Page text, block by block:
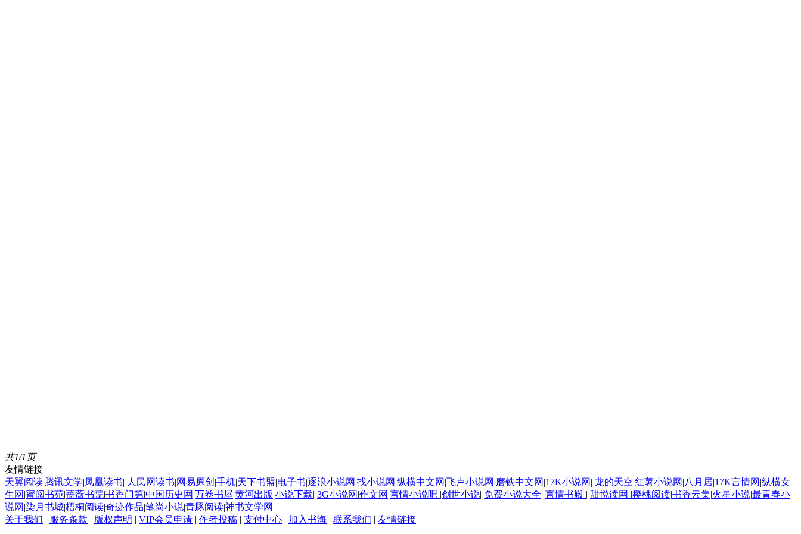
共1/1页
友情链接
天翼阅读|腾讯文学|凤凰读书| 人民网读书|网易原创 |手机|天下书盟|电子书|逐浪小说网 |找小说网 |纵横中文网 |飞卢小说网 |磨铁中文网 |17K小说网 | 龙的天空|红薯小说网 |八月居|17K言情网 |纵横女
生网 |蜜阅书苑|蔷薇书院|书香门第|中国历史网 |万卷书屋|黄河出版|小说下载| 3G小说网 |作文网 |言情小说吧 |创世小说| 免费小说大全| 言情书殿 | 甜悦读网 |樱桃阅读|书香云集|火星小说|最青春小
说网 |柒月书城|梧桐阅读|奇迹作品|笔尚小说|青豚阅读|神书文学网
关于我们 | 服务条款 | 版权声明 | VIP会员申请 | 作者投稿 | 支付中心 | 加入书海 | 联系我们 | 友情链接